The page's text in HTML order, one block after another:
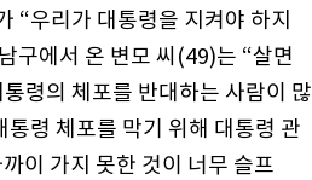
“우리가 대통령을 지켜야 하지
구에서 온 변모 씨(49)는 “살면
령의 체포를 반대하는 사람이 많
령 체포를 막기 위해 대통령 관
이 가지 못한 것이 너무 슬프